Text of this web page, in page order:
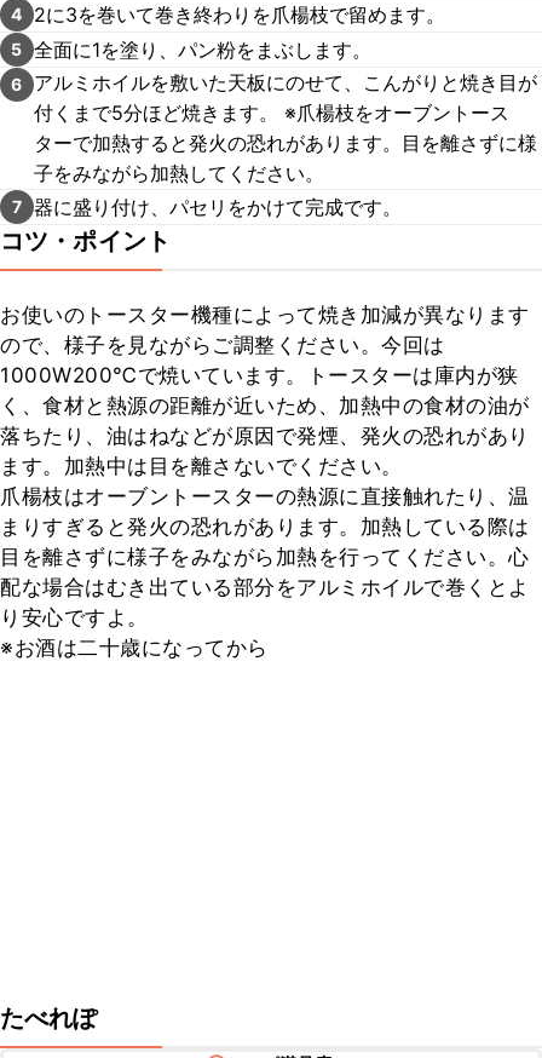
4 2に3を巻いて巻き終わりを爪楊枝で留めます。
5 全面に1を塗り、パン粉をまぶします。
6
アルミホイルを敷いた天板にのせて、こんがりと焼き目が
付くまで5分ほど焼きます。 ※爪楊枝をオーブントース
ターで加熱すると発火の恐れがあります。目を離さずに様
子をみながら加熱してください。
7 器に盛り付け、パセリをかけて完成です。
コツ・ポイント
お使いのトースター機種によって焼き加減が異なります
ので、様子を見ながらご調整ください。今回は
1000W200℃で焼いています。トースターは庫内が狭
く、食材と熱源の距離が近いため、加熱中の食材の油が
落ちたり、油はねなどが原因で発煙、発火の恐れがあり
ます。加熱中は目を離さないでください。
爪楊枝はオーブントースターの熱源に直接触れたり、温
まりすぎると発火の恐れがあります。加熱している際は
目を離さずに様子をみながら加熱を行ってください。心
配な場合はむき出ている部分をアルミホイルで巻くとよ
り安心ですよ。
※お酒は二十歳になってから
たべれぽ